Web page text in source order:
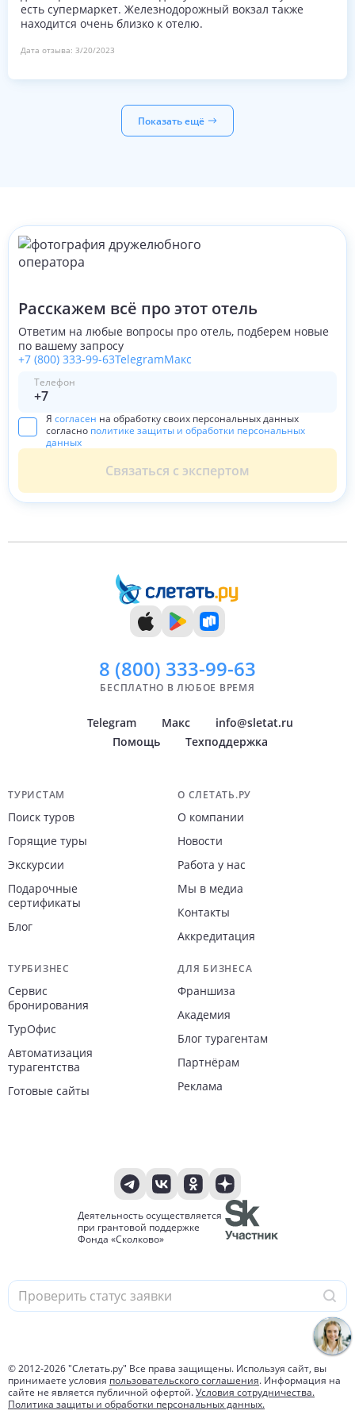
номерах, поэтому, пожалуйста, не позволяйте
использовать неподходящие (особенно, взимая с них
большую плату!).
есть супермаркет. Железнодорожный вокзал также
находится очень близко к отелю.
Дата отзыва: 3/20/2023
Показать ещё
Расскажем всё про этот отель
Ответим на любые вопросы про отель, подберем новые
по вашему запросу
+7 (800) 333-99-63TelegramМакс
Телефон
Я согласен на обработку своих персональных данных
согласно политике защиты и обработки персональных
данных
Связаться с экспертом
8 (800) 333-99-63
БЕСПЛАТНО В ЛЮБОЕ ВРЕМЯ
Telegram Макс
info@sletat.ru
Помощь
Техподдержка
Навигация по сайту
ТУРИСТАМ
Поиск туров
Горящие туры
Экскурсии
Подарочные
сертификаты
Блог
О СЛЕТАТЬ.РУ
О компании
Новости
Работа у нас
Мы в медиа
Контакты
Аккредитация
ТУРБИЗНЕС
Сервис
бронирования
ТурОфис
Автоматизация
турагентства
Готовые сайты
ДЛЯ БИЗНЕСА
Франшиза
Академия
Блог турагентам
Партнёрам
Реклама
Деятельность осуществляется
при грантовой поддержке
Фонда «Сколково»
© 2012-2026"Слетать.ру" Все права защищены. Используя сайт, вы
принимаете условия пользовательского соглашения. Информация на
сайте не является публичной офертой.Условия сотрудничества.
Политика защиты и обработки персональных данных.